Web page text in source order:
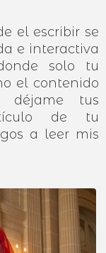
el escribir se
e interactiva
solo tu
el contenido
déjame tus
de tu
a leer mis